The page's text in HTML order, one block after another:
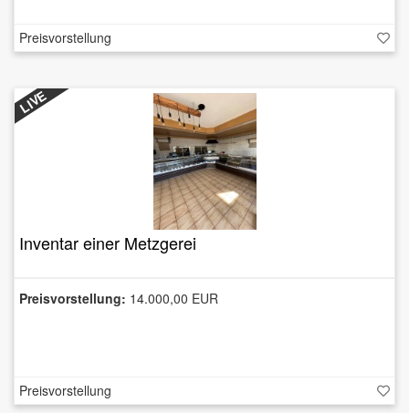
Preisvorstellung
LIVE
Inventar einer Metzgerei
Preisvorstellung: 14.000,00 EUR
Preisvorstellung